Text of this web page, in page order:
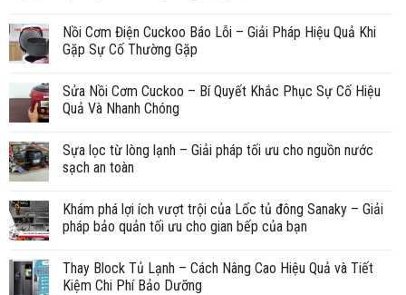
Nồi Cơm Điện Cuckoo Báo Lỗi – Giải Pháp Hiệu Quả Khi
Gặp Sự Cố Thường Gặp
Sửa Nồi Cơm Cuckoo – Bí Quyết Khắc Phục Sự Cố Hiệu
Quả Và Nhanh Chóng
Sựa lọc từ lòng lạnh – Giải pháp tối ưu cho nguồn nước
sạch an toàn
Khám phá lợi ích vượt trội của Lốc tủ đông Sanaky – Giải
pháp bảo quản tối ưu cho gian bếp của bạn
Thay Block Tủ Lạnh – Cách Nâng Cao Hiệu Quả và Tiết
Kiệm Chi Phí Bảo Dưỡng